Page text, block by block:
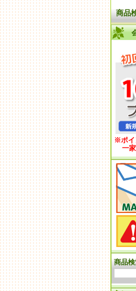
商品
※ポイ
一家
商品